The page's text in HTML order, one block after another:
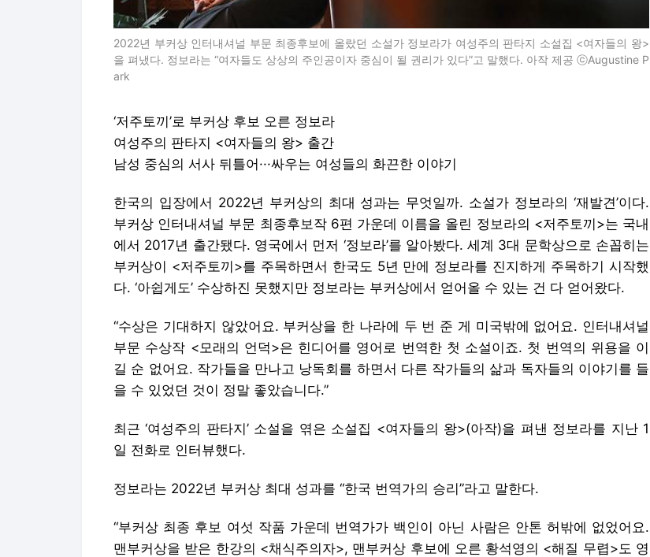
2022년 부커상 인터내셔널 부문 최종후보에 올랐던 소설가 정보라가 여성주의 판타지 소설집 <여자들의 왕>
을 펴냈다. 정보라는 “여자들도 상상의 주인공이자 중심이 될 권리가 있다”고 말했다. 아작 제공 ⓒAugustine P
ark
‘저주토끼’로 부커상 후보 오른 정보라
여성주의 판타지 <여자들의 왕> 출간
남성 중심의 서사 뒤틀어···싸우는 여성들의 화끈한 이야기
한국의 입장에서 2022년 부커상의 최대 성과는 무엇일까. 소설가 정보라의 ‘재발견’이다.
부커상 인터내셔널 부문 최종후보작 6편 가운데 이름을 올린 정보라의 <저주토끼>는 국내
에서 2017년 출간됐다. 영국에서 먼저 ‘정보라’를 알아봤다. 세계 3대 문학상으로 손꼽히는
부커상이 <저주토끼>를 주목하면서 한국도 5년 만에 정보라를 진지하게 주목하기 시작했
다. ‘아쉽게도’ 수상하진 못했지만 정보라는 부커상에서 얻어올 수 있는 건 다 얻어왔다.
“수상은 기대하지 않았어요. 부커상을 한 나라에 두 번 준 게 미국밖에 없어요. 인터내셔널
부문 수상작 <모래의 언덕>은 힌디어를 영어로 번역한 첫 소설이죠. 첫 번역의 위용을 이
길 순 없어요. 작가들을 만나고 낭독회를 하면서 다른 작가들의 삶과 독자들의 이야기를 들
을 수 있었던 것이 정말 좋았습니다.”
최근 ‘여성주의 판타지’ 소설을 엮은 소설집 <여자들의 왕>(아작)을 펴낸 정보라를 지난 1
일 전화로 인터뷰했다.
정보라는 2022년 부커상 최대 성과를 “한국 번역가의 승리”라고 말한다.
“부커상 최종 후보 여섯 작품 가운데 번역가가 백인이 아닌 사람은 안톤 허밖에 없었어요.
맨부커상을 받은 한강의 <채식주의자>, 맨부커상 후보에 오른 황석영의 <해질 무렵>도 영